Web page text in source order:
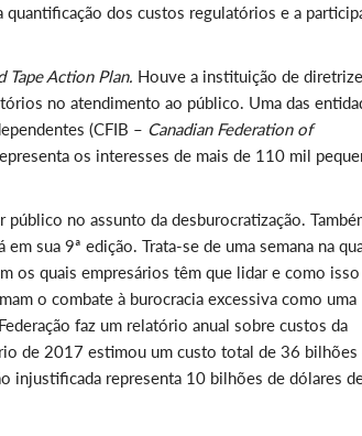
dos custos regulatórios e a
Tape Action Plan. Houve a instituição de
no atendimento ao público. Uma das
(CFIB – Canadian Federation of
os interesses de mais de 110 mil
no assunto da desburocratização.
sua 9ª edição. Trata-se de uma semana na
os quais empresários têm que lidar e como isso
o combate à burocracia excessiva como uma
faz um relatório anual sobre custos da
de 2017 estimou um custo total de 36 bilhões
injustificada representa 10 bilhões de dólares